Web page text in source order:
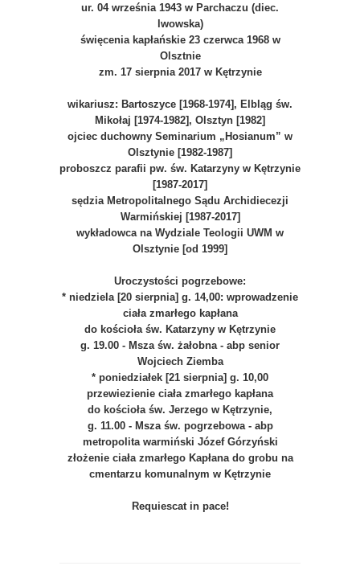
ur. 04 września 1943 w Parchaczu (diec.
lwowska)
święcenia kapłańskie 23 czerwca 1968 w
Olsztnie
zm. 17 sierpnia 2017 w Kętrzynie
wikariusz: Bartoszyce [1968-1974], Elbląg św.
Mikołaj [1974-1982], Olsztyn [1982]
ojciec duchowny Seminarium „Hosianum” w
Olsztynie [1982-1987]
proboszcz parafii pw. św. Katarzyny w Kętrzynie
[1987-2017]
sędzia Metropolitalnego Sądu Archidiecezji
Warmińskiej [1987-2017]
wykładowca na Wydziale Teologii UWM w
Olsztynie [od 1999]
Uroczystości pogrzebowe:
* niedziela [20 sierpnia] g. 14,00: wprowadzenie
ciała zmarłego kapłana
do kościoła św. Katarzyny w Kętrzynie
g. 19.00 - Msza św. żałobna - abp senior
Wojciech Ziemba
* poniedziałek [21 sierpnia] g. 10,00
przewiezienie ciała zmarłego kapłana
do kościoła św. Jerzego w Kętrzynie,
g. 11.00 - Msza św. pogrzebowa - abp
metropolita warmiński Józef Górzyński
złożenie ciała zmarłego Kapłana do grobu na
cmentarzu komunalnym w Kętrzynie
Requiescat in pace!